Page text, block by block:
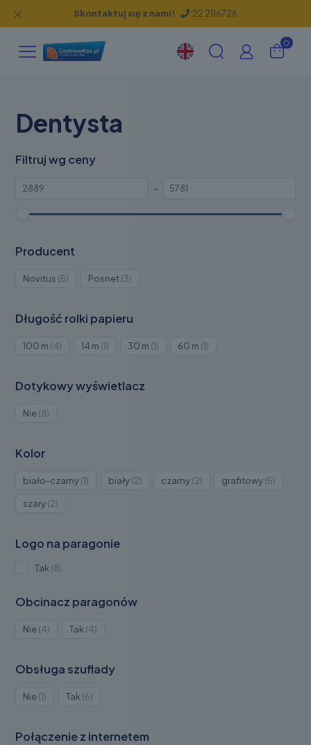
Skontaktuj się z nami! 22 2116726
✕
0
Dentysta
Filtruj wg ceny
–
Producent
Novitus 5ProduktyPosnet 3Produkty
Długość rolki papieru
100 m 4Produkty
14 m 1Produkt30 m 1Produkt60 m 1Produkt
Dotykowy wyświetlacz
Nie 8Produkty
Kolor
biało-czarny 1Produktbiały 2Produkty
czarny 2Produktygrafitowy 5Produkty
szary 2Produkty
Logo na paragonie
Tak 8Produkty
Obcinacz paragonów
Nie 4Produkty
Tak 4Produkty
Obsługa szuflady
Nie 1Produkt
Tak 6Produkty
Połączenie z internetem